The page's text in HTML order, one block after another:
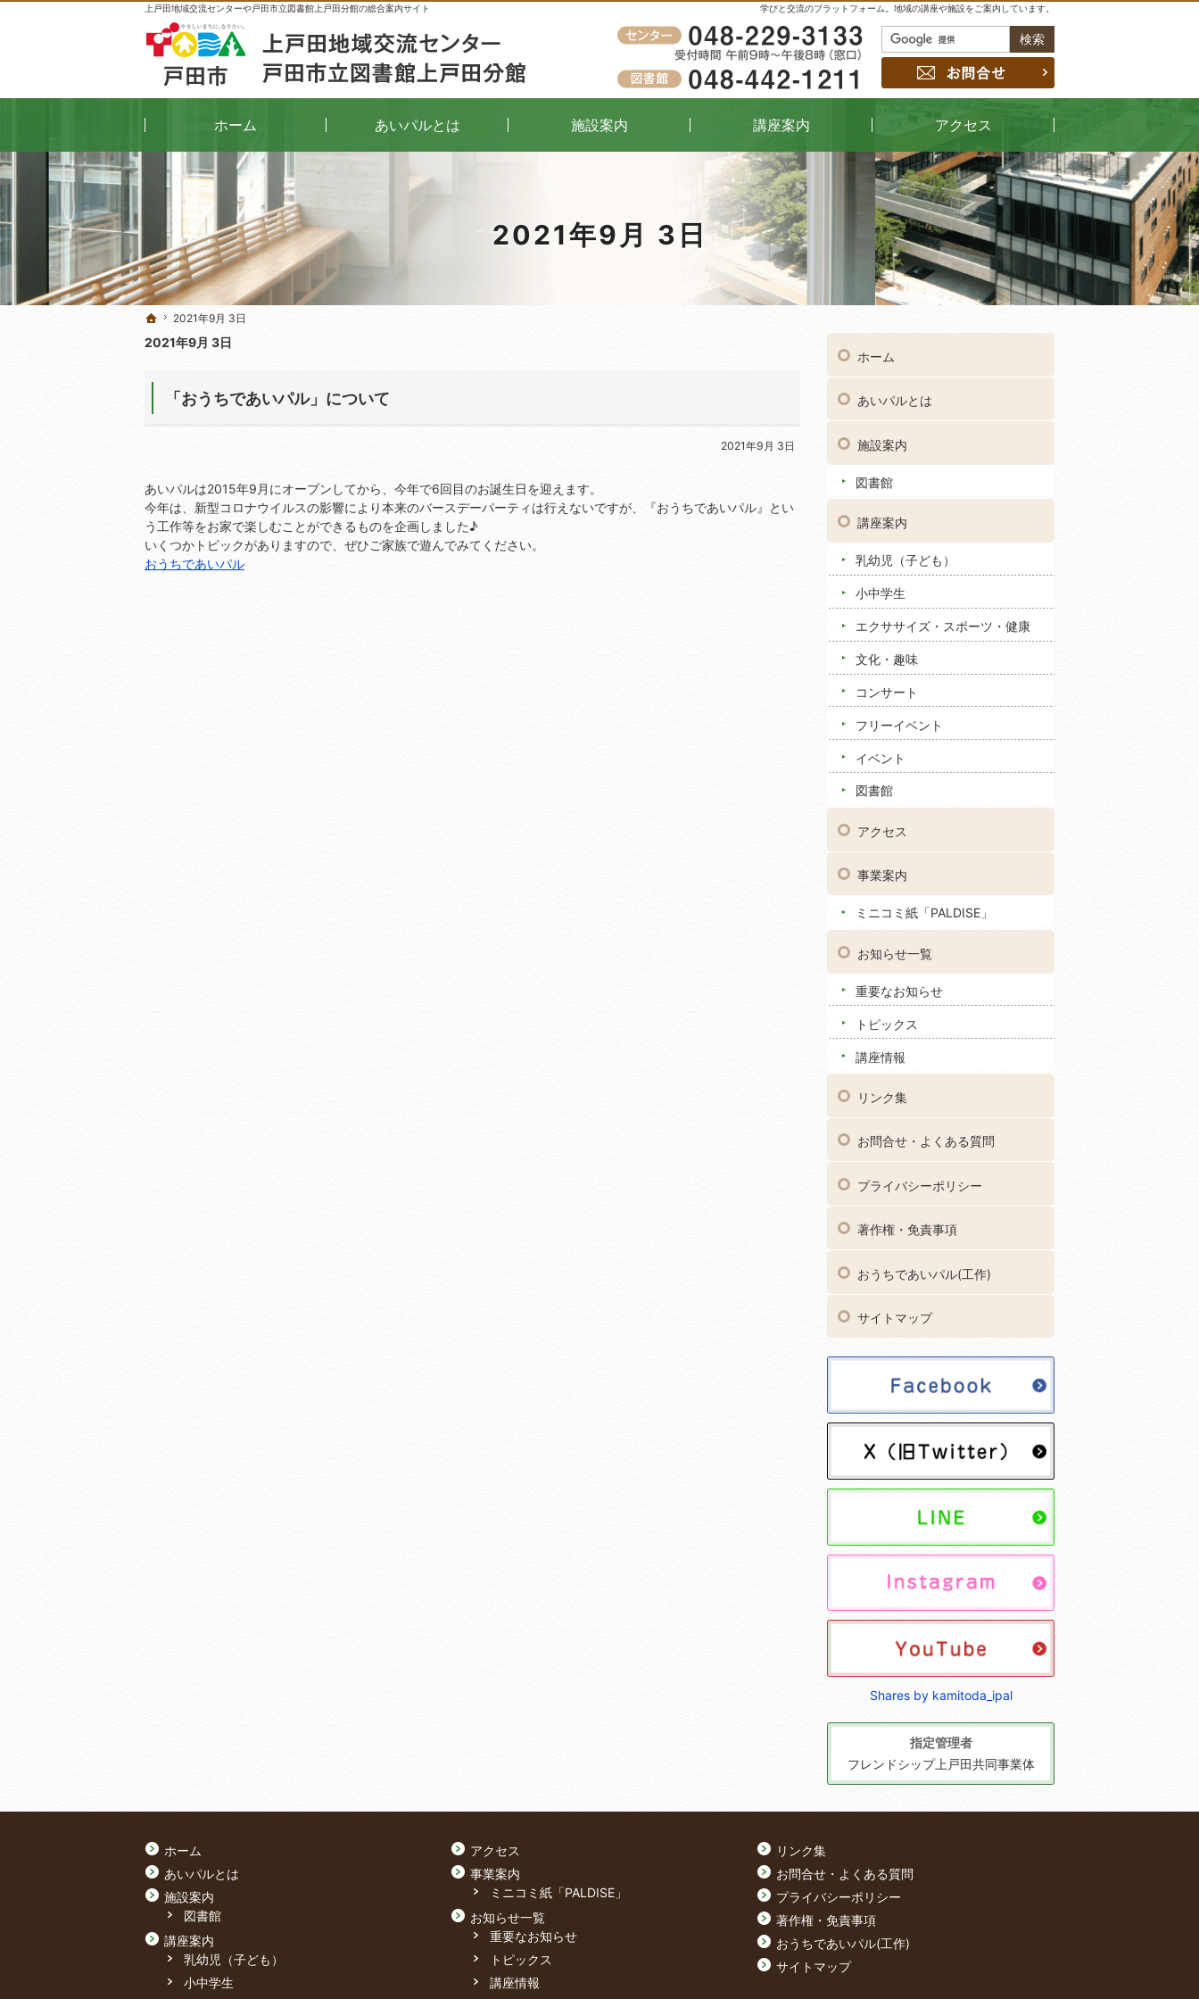
2021年9月 3日
学びと交流のプラットフォーム。地域の講座や施設をご案内しています。
上戸田地域交流センターや戸田市立図書館上戸田分館の総合案内サイト
ホーム
2021年9月 3日
2021年9月 3日
「おうちであいパル」について
2021年9月 3日
あいパルは2015年9月にオープンしてから、今年で6回目のお誕生日を迎えます。
今年は、新型コロナウイルスの影響により本来のバースデーパーティは行えないですが、『おうちであいパル』とい
う工作等をお家で楽しむことができるものを企画しました♪
いくつかトピックがありますので、ぜひご家族で遊んでみてください。
おうちであいパル
ホーム
あいパルとは
施設案内
図書館
講座案内
乳幼児（子ども）
小中学生
エクササイズ・スポーツ・健康
文化・趣味
コンサート
フリーイベント
イベント
図書館
アクセス
事業案内
ミニコミ紙「PALDISE」
お知らせ一覧
重要なお知らせ
トピックス
講座情報
リンク集
お問合せ・よくある質問
プライバシーポリシー
著作権・免責事項
おうちであいパル(工作)
サイトマップ
Shares by kamitoda_ipal
指定管理者
フレンドシップ上戸田共同事業体
ホーム
2021年9月 3日
048-229-3133
受付時間
午前9時～午後8時（窓口）
048-442-1211
ホーム あいパルとは 施設案内 講座案内 アクセス
ホーム
あいパルとは
施設案内
図書館
講座案内
乳幼児（子ども）
小中学生
アクセス
事業案内
ミニコミ紙「PALDISE」
お知らせ一覧
重要なお知らせ
トピックス
講座情報
リンク集
お問合せ・よくある質問
プライバシーポリシー
著作権・免責事項
おうちであいパル(工作)
サイトマップ